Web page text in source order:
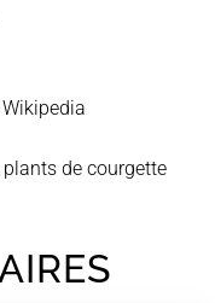
Wikipedia
de courgette